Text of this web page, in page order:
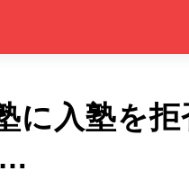
に入塾を
…